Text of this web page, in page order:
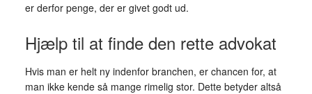
er derfor penge, der er givet godt ud.
Hjælp til at finde den rette advokat
Hvis man er helt ny indenfor branchen, er chancen for, at
man ikke kende så mange rimelig stor. Dette betyder altså